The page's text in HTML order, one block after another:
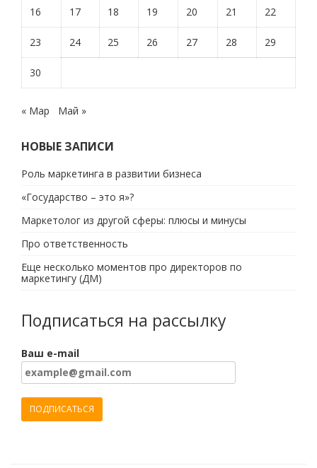
16 17 18 19 20 21 22
23 24 25 26 27 28 29
30
« Мар Май »
НОВЫЕ ЗАПИСИ
Роль маркетинга в развитии бизнеса
«Государство – это я»?
Маркетолог из другой сферы: плюсы и минусы
Про ответственность
Еще несколько моментов про директоров по
маркетингу (ДМ)
Подписаться на рассылку
Ваш e-mail